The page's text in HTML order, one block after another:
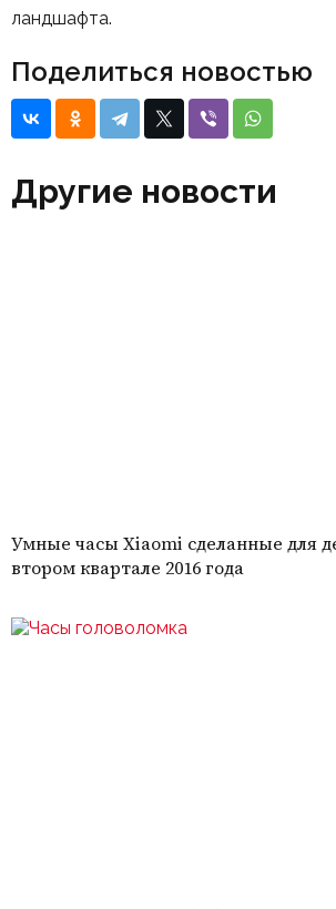
ландшафта.
Поделиться новостью
Другие новости
Умные часы Xiaomi сделанные для
втором квартале 2016 года